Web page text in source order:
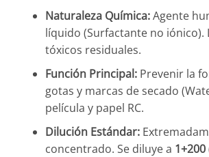
Naturaleza Química:Agente
líquido (Surfactante no iónico).
tóxicos residuales.
Función Principal:Prevenir la
gotas y marcas de secado
película y papel RC.
Dilución Estándar:
concentrado. Se diluye a 1+200